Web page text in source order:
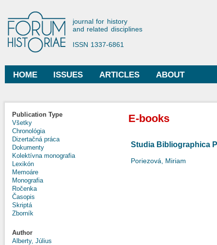
Forum Historiae
journal for history
and related disciplines
ISSN 1337-6861
Main menu
HOME ISSUES ARTICLES ABOUT
Publication Type
Všetky
Chronológia
Dizertačná práca
Dokumenty
Kolektívna monografia
Lexikón
Memoáre
Monografia
Ročenka
Časopis
Skriptá
Zborník
Author
Alberty, Július
E-books
Studia Bibliographica
Poriezová, Miriam